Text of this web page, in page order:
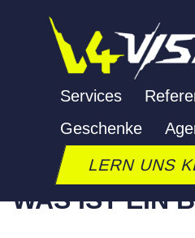
Services
Geschenke
LERN UNS
BUZZWORD
Letzte Aktualisierung: 24.
WAS IST EIN